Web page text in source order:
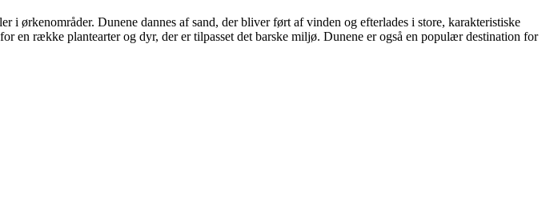
i ørkenområder. Dunene dannes af sand, der bliver ført af vinden og efterlades i store, karakteristiske
en række plantearter og dyr, der er tilpasset det barske miljø. Dunene er også en populær destination for